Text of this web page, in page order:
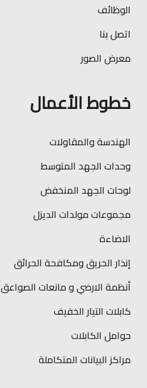
الوظائف
اتصل بنا
معرض الصور
خطوط الأعمال
الهندسة والمقاولات
وحدات الجهد المتوسط
لوحات الجهد المنخفض
مجموعات مولدات الديزل
الاضاءة
إنذار الحريق ومكافحة الحرائق
أنظمة الارضي و مانعات الصواعق
كابلات التيار الخفيف
حوامل الكابلات
مراكز البيانات المتكاملة